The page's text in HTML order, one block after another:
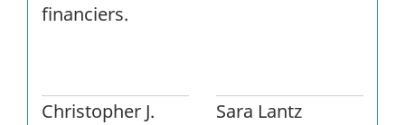
financiers.
Christopher J.
Sara Lantz